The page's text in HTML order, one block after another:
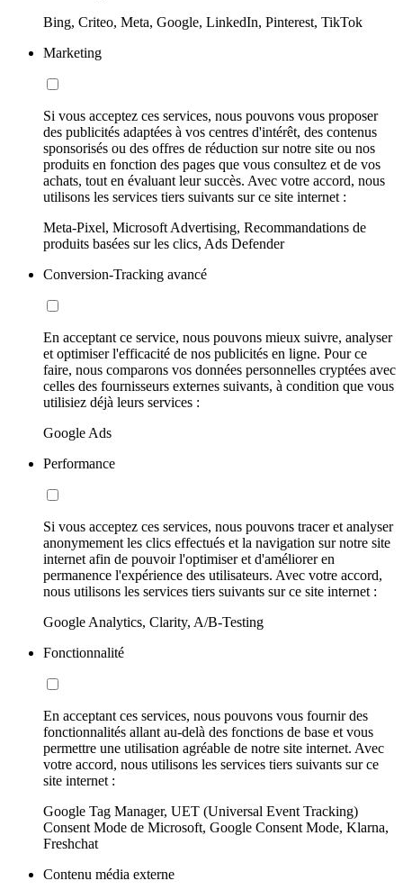
Bing, Criteo, Meta, Google, LinkedIn, Pinterest, TikTok
Marketing
Si vous acceptez ces services, nous pouvons vous proposer
des publicités adaptées à vos centres d'intérêt, des contenus
sponsorisés ou des offres de réduction sur notre site ou nos
produits en fonction des pages que vous consultez et de vos
achats, tout en évaluant leur succès. Avec votre accord, nous
utilisons les services tiers suivants sur ce site internet :
Meta-Pixel, Microsoft Advertising, Recommandations de
produits basées sur les clics, Ads Defender
Conversion-Tracking avancé
En acceptant ce service, nous pouvons mieux suivre, analyser
et optimiser l'efficacité de nos publicités en ligne. Pour ce
faire, nous comparons vos données personnelles cryptées avec
celles des fournisseurs externes suivants, à condition que vous
utilisiez déjà leurs services :
Google Ads
Performance
Si vous acceptez ces services, nous pouvons tracer et analyser
anonymement les clics effectués et la navigation sur notre site
internet afin de pouvoir l'optimiser et d'améliorer en
permanence l'expérience des utilisateurs. Avec votre accord,
nous utilisons les services tiers suivants sur ce site internet :
Google Analytics, Clarity, A/B-Testing
Fonctionnalité
En acceptant ces services, nous pouvons vous fournir des
fonctionnalités allant au-delà des fonctions de base et vous
permettre une utilisation agréable de notre site internet. Avec
votre accord, nous utilisons les services tiers suivants sur ce
site internet :
Google Tag Manager, UET (Universal Event Tracking)
Consent Mode de Microsoft, Google Consent Mode, Klarna,
Freshchat
Contenu média externe